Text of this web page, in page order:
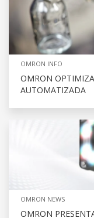
OMRON INFO
OMRON
AUTOMATIZADA
OMRON NEWS
OMRON